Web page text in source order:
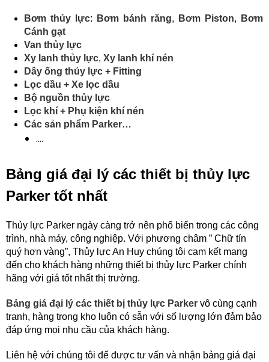
Bơm thủy lực: Bơm bánh răng, Bơm Piston,
Bơm
Cánh gạt
Van thủy lực
Xy lanh thủy lực, Xy lanh khí nén
Dây ống thủy lực + Fitting
Lọc dầu + Xe lọc dầu
Bộ nguồn thủy lực
Lọc khí + Phụ kiện khí nén
Các sản phẩm Parker…
....
Bảng giá đại lý các thiết bị thủy lực
Parker tốt nhất
Thủy lực Parker ngày càng trở nên phổ biến trong các công
trình, nhà máy, công nghiệp. Với phương châm ” Chữ tín
quý hơn vàng”, Thủy lực An Huy chúng tôi cam kết mang
đến cho khách hàng những thiết bị thủy lực Parker chính
hãng với giá tốt nhất thị trường.
Bảng giá đại lý các thiết bị thủy lực Parker vô cùng cạnh
tranh, hàng trong kho luôn có sẵn với số lượng lớn đảm bảo
đáp ứng mọi nhu cầu của khách hàng.
Liên hệ với chúng tôi để được tư vấn và nhận bảng giá đại